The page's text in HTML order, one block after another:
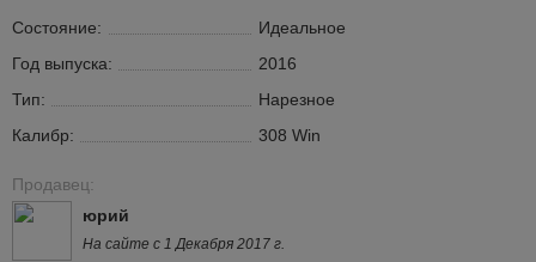
Состояние:
Идеальное
Год выпуска:
2016
Тип:
Нарезное
Калибр:
308 Win
Продавец:
юрий
На сайте с 1 Декабря 2017 г.